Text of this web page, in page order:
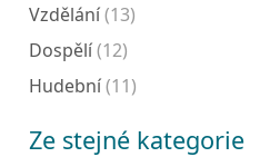
Vzdělání(13)
Dospělí(12)
Hudební(11)
Ze stejné kategorie